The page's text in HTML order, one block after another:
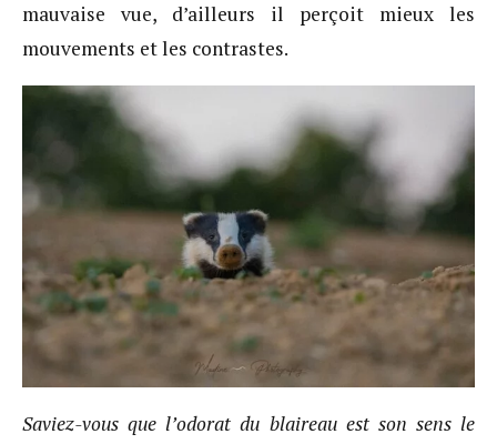
mauvaise vue, d’ailleurs il perçoit mieux les
mouvements et les contrastes.
Saviez-vous que l’odorat du blaireau est son sens le